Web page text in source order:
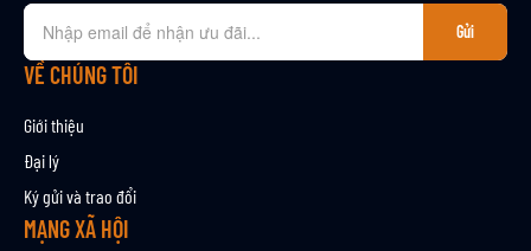
Đ
n
k
n
h
ậ
Gửi
VỀ CHÚNG TÔI
Giới thiệu
Đại lý
Ký gửi và trao đổi
MẠNG XÃ HỘI